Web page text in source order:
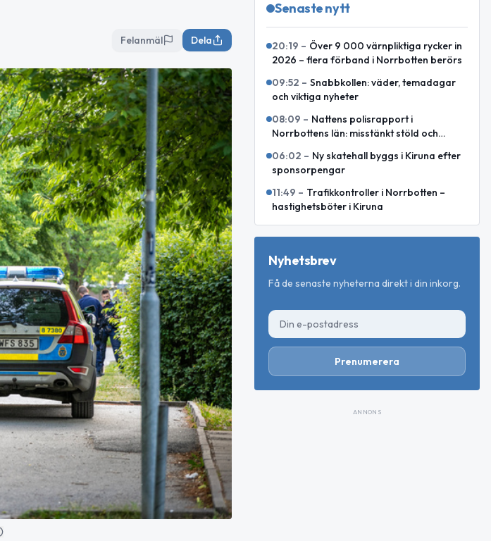
Felanmäl Dela
Senaste nytt
20:19 – Över 9 000 värnpliktiga rycker in
2026 – flera förband i Norrbotten berörs
09:52 – Snabbkollen: väder, temadagar
och viktiga nyheter
08:09 – Nattens polisrapport i
Norrbottens län: misstänkt stöld och
06:02 – Ny skatehall byggs i Kiruna efter
sponsorpengar
11:49 – Trafikkontroller i Norrbotten –
hastighetsböter i Kiruna
Nyhetsbrev
Få de senaste nyheterna direkt i din inkorg.
Prenumerera
ANNONS